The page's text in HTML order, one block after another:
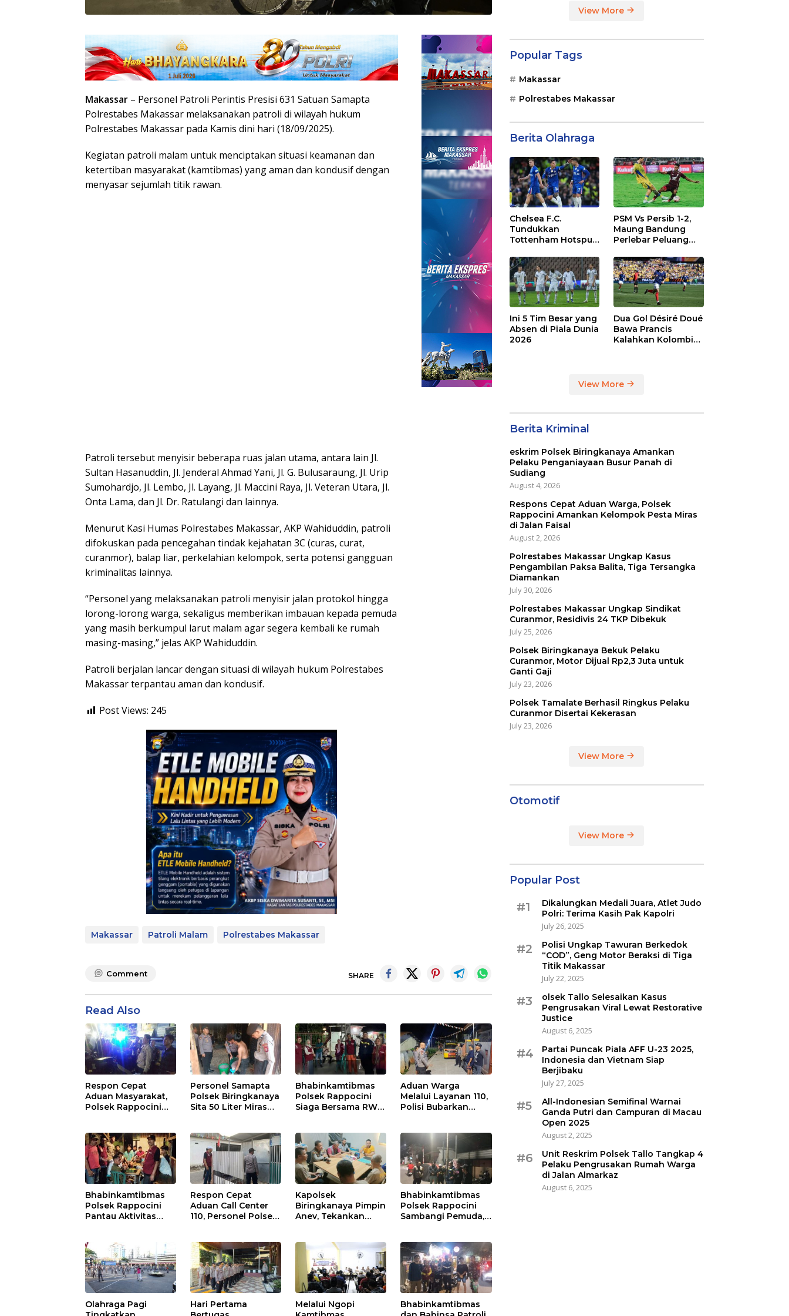
Makassar – Personel Patroli Perintis Presisi 631 Satuan Samapta
Polrestabes Makassar melaksanakan patroli di wilayah hukum
Polrestabes Makassar pada Kamis dini hari (18/09/2025).
Kegiatan patroli malam untuk menciptakan situasi keamanan dan
ketertiban masyarakat (kamtibmas) yang aman dan kondusif dengan
menyasar sejumlah titik rawan.
Patroli tersebut menyisir beberapa ruas jalan utama, antara lain Jl.
Sultan Hasanuddin, Jl. Jenderal Ahmad Yani, Jl. G. Bulusaraung, Jl. Urip
Sumohardjo, Jl. Lembo, Jl. Layang, Jl. Maccini Raya, Jl. Veteran Utara, Jl.
Onta Lama, dan Jl. Dr. Ratulangi dan lainnya.
Menurut Kasi Humas Polrestabes Makassar, AKP Wahiduddin, patroli
difokuskan pada pencegahan tindak kejahatan 3C (curas, curat,
curanmor), balap liar, perkelahian kelompok, serta potensi gangguan
kriminalitas lainnya.
“Personel yang melaksanakan patroli menyisir jalan protokol hingga
lorong-lorong warga, sekaligus memberikan imbauan kepada pemuda
yang masih berkumpul larut malam agar segera kembali ke rumah
masing-masing,” jelas AKP Wahiduddin.
Patroli berjalan lancar dengan situasi di wilayah hukum Polrestabes
Makassar terpantau aman dan kondusif.
Post Views: 245
Makassar Patroli Malam Polrestabes Makassar
Comment SHARE
Read Also
Respon Cepat
Aduan Masyarakat,
Polsek Rappocini
Keributan
Personel Samapta
Polsek Biringkanaya
Sita 50 Liter Miras
Bhabinkamtibmas
Polsek Rappocini
Siaga Bersama RW
Buakana
Aduan Warga
Melalui Layanan 110,
Polisi Bubarkan
Bhabinkamtibmas
Polsek Rappocini
Pantau Aktivitas
Respon Cepat
Aduan Call Center
110, Personel Polsek
Pengancaman
Kapolsek
Biringkanaya Pimpin
Anev, Tekankan
Pelayanan
Masyarakat
Bhabinkamtibmas
Polsek Rappocini
Sambangi Pemuda,
Liar
Olahraga Pagi
Hari Pertama
Melalui Ngopi
Bhabinkamtibmas
View More
Popular Tags
Makassar
Polrestabes Makassar
Berita Olahraga
Chelsea F.C.
Tundukkan
Tottenham Hotspur
Bridge
PSM Vs Persib 1-2,
Maung Bandung
Perlebar Peluang
League
Ini 5 Tim Besar yang
Absen di Piala Dunia
2026
Dua Gol Désiré Doué
Bawa Prancis
Kalahkan Kolombia
View More
Berita Kriminal
eskrim Polsek Biringkanaya Amankan
Pelaku Penganiayaan Busur Panah di
Sudiang
August 4, 2026
Respons Cepat Aduan Warga, Polsek
Rappocini Amankan Kelompok Pesta Miras
di Jalan Faisal
August 2, 2026
Polrestabes Makassar Ungkap Kasus
Pengambilan Paksa Balita, Tiga Tersangka
Diamankan
July 30, 2026
Polrestabes Makassar Ungkap Sindikat
Curanmor, Residivis 24 TKP Dibekuk
July 25, 2026
Polsek Biringkanaya Bekuk Pelaku
Curanmor, Motor Dijual Rp2,3 Juta untuk
Ganti Gaji
July 23, 2026
Polsek Tamalate Berhasil Ringkus Pelaku
Curanmor Disertai Kekerasan
July 23, 2026
View More
Otomotif
View More
Popular Post
#1
Dikalungkan Medali Juara, Atlet Judo
Polri: Terima Kasih Pak Kapolri
July 26, 2025
#2
Polisi Ungkap Tawuran Berkedok
“COD”, Geng Motor Beraksi di Tiga
Titik Makassar
July 22, 2025
#3
olsek Tallo Selesaikan Kasus
Pengrusakan Viral Lewat Restorative
Justice
August 6, 2025
#4
Partai Puncak Piala AFF U-23 2025,
Indonesia dan Vietnam Siap
Berjibaku
July 27, 2025
#5
All-Indonesian Semifinal Warnai
Ganda Putri dan Campuran di Macau
Open 2025
August 2, 2025
#6
Unit Reskrim Polsek Tallo Tangkap 4
Pelaku Pengrusakan Rumah Warga
di Jalan Almarkaz
August 6, 2025